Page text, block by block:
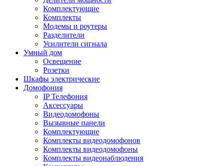
Комплектующие
Комплекты
Модемы и роутеры
Разделители
Усилители сигнала
Умный дом
Освещение
Розетки
Шкафы электрические
Домофония
IP Телефония
Аксессуары
Видеодомофоны
Вызывные панели
Комплектующие
Комплекты видеодомофонов
Комплекты видеодомофоны
Комплекты видеонаблюдения